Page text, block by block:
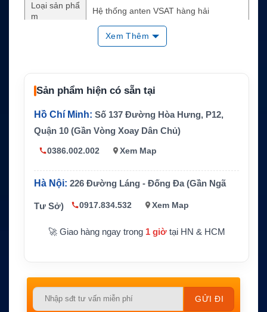
Loại sản phẩ
m
Hệ thống anten VSAT hàng hải
Inmarsat Global Xpress / Fleet Xpress
Kích thước a
nten
Trọng lượng 37 kg
Công nghệ c
Anten ổn định 3 trục, GNSS tích hợp
Ứng dụng
Internet vệ tinh cho tàu biển, du thuyền, t
àu dịch vụ
Xem Thêm
Sản phẩm hiện có sẵn tại
Hồ Chí Minh: Số 137 Đường Hòa Hưng, P12,
Quận 10 (Gần Vòng Xoay Dân Chủ)
0386.002.002 Xem Map
Hà Nội: 226 Đường Láng - Đống Đa (Gần Ngã
Tư Sở) 0917.834.532 Xem Map
🚀 Giao hàng ngay trong 1 giờtại HN & HCM
Please